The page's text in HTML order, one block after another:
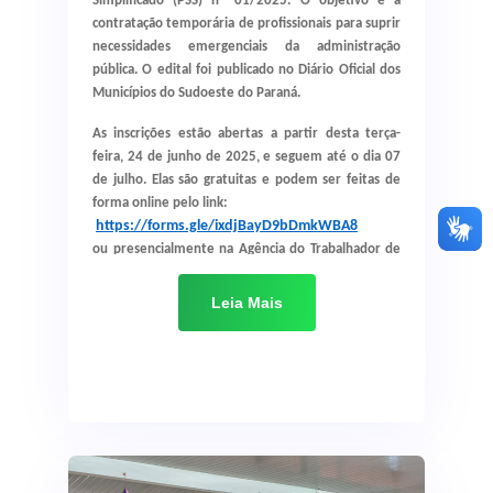
contratação de
profissionais para
atender as
município
contratação temporária de profissionais para suprir
necessidades emergenciais da administração
pública. O edital foi publicado no Diário Oficial dos
Municípios do Sudoeste do Paraná.
Asinscrições estão abertas a partir desta terça-
feira, 24 de junho de 2025, e seguem até o dia07
de julho. Elas são gratuitas e podem ser feitas de
forma online pelo link:
https://forms.gle/ixdjBayD9bDmkWBA8
ou presencialmente na Agência do Trabalhador de
As vagas contemplam os níveis fundamental,
médio, técnico e superior, com salários que variam
Leia Mais